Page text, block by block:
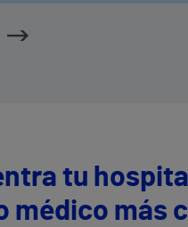
tu
médico más